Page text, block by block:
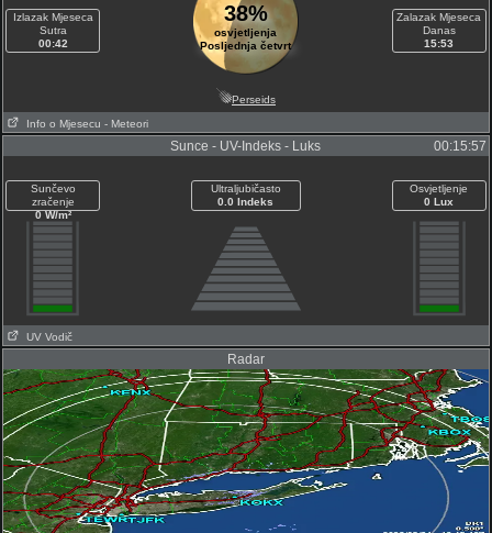
Izlazak Mjeseca
Sutra
00:42
38%
osvjetljenja
Posljednja četvrt
Zalazak Mjeseca
Danas
15:53
Perseids
Info o Mjesecu - Meteori
Sunce - UV-Indeks - Luks 00:15:57
Sunčevo
zračenje
0 W/m²
Ultraljubičasto
0.0 Indeks
Osvjetljenje
0 Lux
UV Vodič
Radar